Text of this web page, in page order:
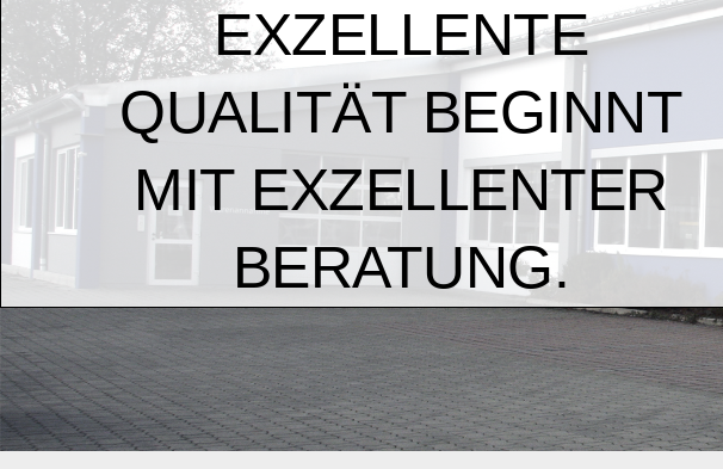
EXZELLENTE
QUALITÄT BEGINNT
MIT EXZELLENTER
BERATUNG.